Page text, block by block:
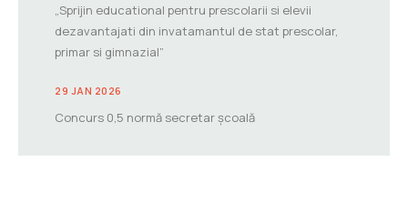
„Sprijin educational pentru prescolarii si elevii
dezavantajati din invatamantul de stat prescolar,
primar si gimnazial”
29 JAN 2026
Concurs 0,5 normă secretar școală